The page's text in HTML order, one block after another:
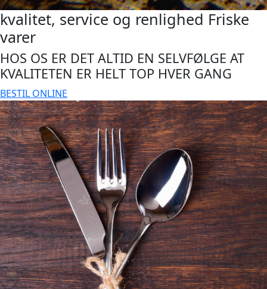
kvalitet, service og renlighed Friske
varer
HOS OS ER DET ALTID EN SELVFØLGE AT
KVALITETEN ER HELT TOP HVER GANG
BESTIL ONLINE